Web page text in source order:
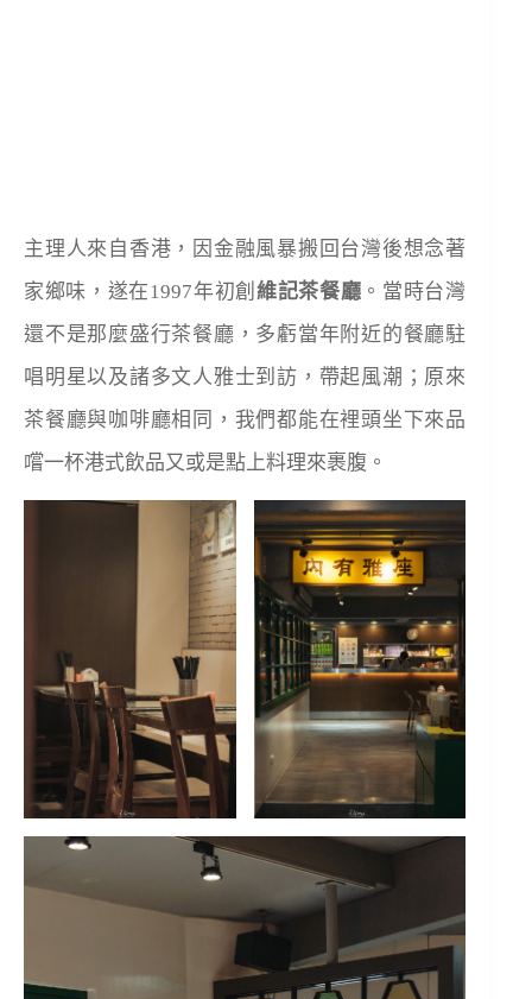
主理人來自香港，因金融風暴搬回台灣後想念著
家鄉味，遂在1997年初創 維記茶餐廳 。當時台灣
還不是那麼盛行茶餐廳，多虧當年附近的餐廳駐
唱明星以及諸多文人雅士到訪，帶起風潮；原來
茶餐廳與咖啡廳相同，我們都能在裡頭坐下來品
嚐一杯港式飲品又或是點上料理來裹腹。